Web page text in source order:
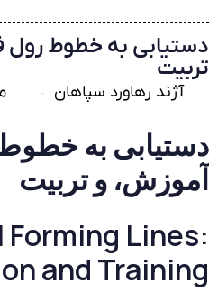
دستیابی به خطوط رول
تربیت
آژند رهاورد سپاهان
دستیابی به
آموزش، و تربیت
Lines:
and Training